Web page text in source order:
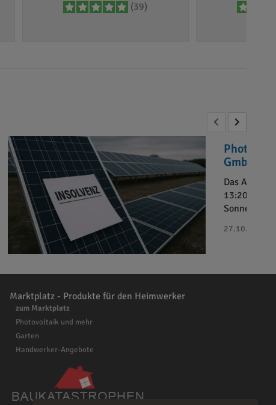
(39)
GmbH“
Das
13:20 Uhr
27.10.2025 -
Marktplatz - Produkte für den Heimwerker
zum Marktplatz
Photovoltaik und mehr
Garten
Handwerker-Angebote